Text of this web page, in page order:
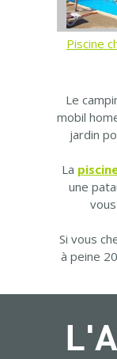
Piscine
Le
mobil
jardin
La
une
Si vous
à peine